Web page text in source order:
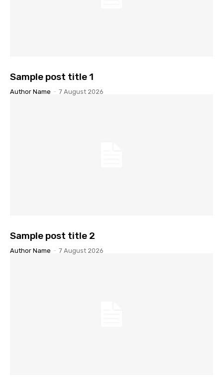
Sample post title 1
Author Name - 7 August 2026
Sample post title 2
Author Name - 7 August 2026